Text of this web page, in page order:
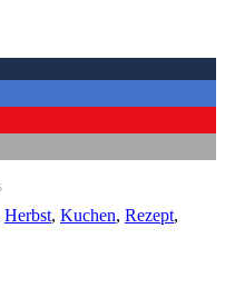
Herbst, Kuchen, Rezept,